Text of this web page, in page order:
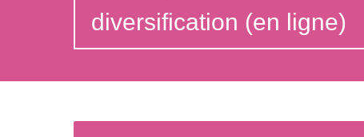
diversification (en ligne)